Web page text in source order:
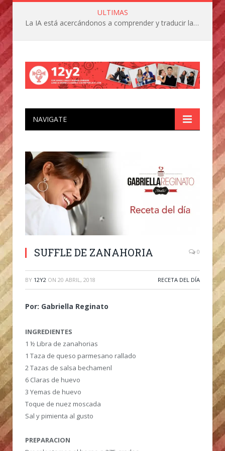
ULTIMAS
La IA está acercándonos a comprender y traducir las vocalizaciones y comportamientos de nuestras mascotas
NAVIGATE
SUFFLE DE ZANAHORIA 0
BY 12Y2 ON 20 ABRIL, 2018 RECETA DEL DÍA
Por: Gabriella Reginato
INGREDIENTES
1 ½ Libra de zanahorias
1 Taza de queso parmesano rallado
2 Tazas de salsa bechamenl
6 Claras de huevo
3 Yemas de huevo
Toque de nuez moscada
Sal y pimienta al gusto
PREPARACION